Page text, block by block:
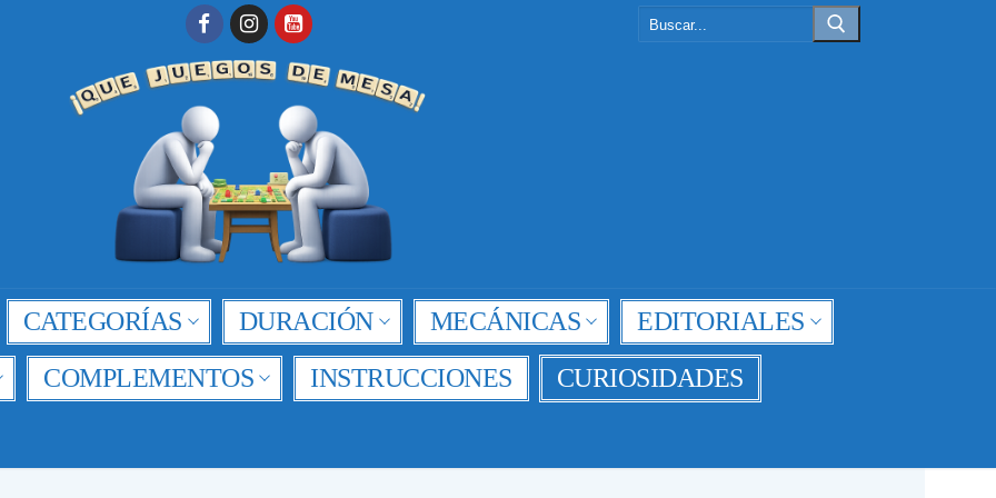
CATEGORÍAS DURACIÓN MECÁNICAS
EDITORIALES
COMPLEMENTOS INSTRUCCIONES
CURIOSIDADES